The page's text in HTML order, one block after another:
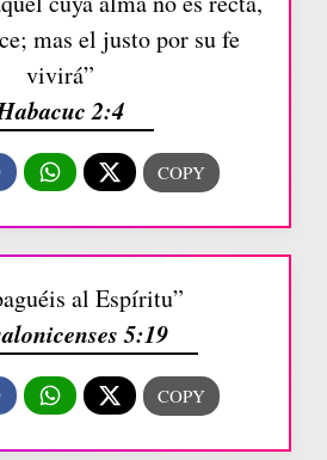
mas el justo por su fe
vivirá”
2:4
al Espíritu”
5:19